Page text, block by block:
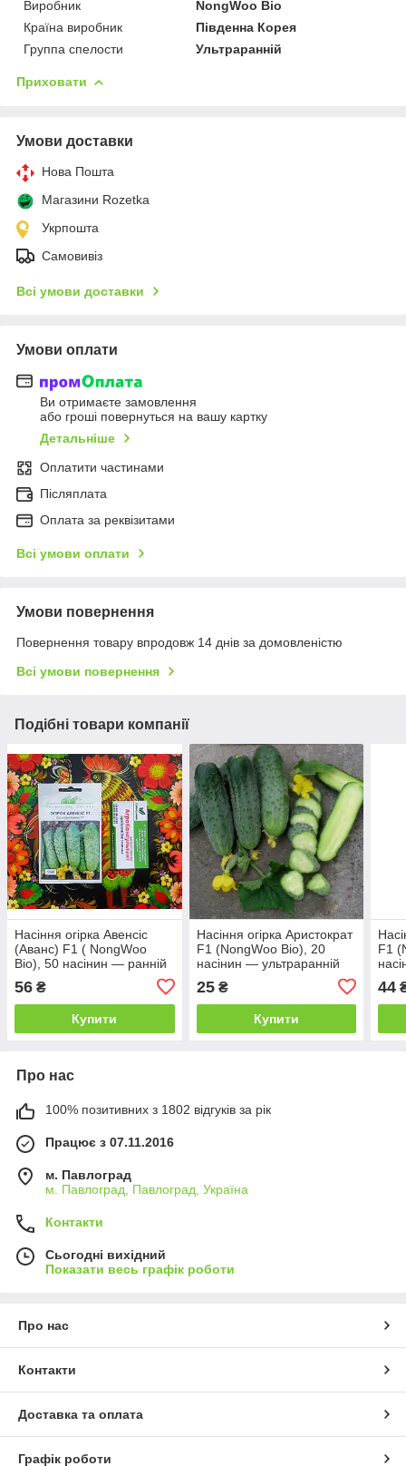
Виробник
NongWoo Bio
Країна виробник
Південна Корея
Группа спелости
Ультраранній
Приховати
Умови доставки
Нова Пошта
Магазини Rozetka
Укрпошта
Самовивіз
Всі умови доставки
Умови оплати
Ви отримаєте замовлення
або гроші повернуться на вашу картку
Детальніше
Оплатити частинами
Післяплата
Оплата за реквізитами
Всі умови оплати
Умови повернення
Повернення товару впродовж 14 днів за домовленістю
Всі умови повернення
Подібні товари компанії
Насіння огірка Авенсіс
(Аванс) F1 ( NongWoo
Bio), 50 насінин — ранній
партенокарпік, корнішон
56 ₴
Купити
Насіння огірка Аристократ
F1 (NongWoo Bio), 20
насінин — ультраранній
гібрид, високоврожайний,
партенокарпік
25₴
Купити
F1
44
Про нас
100% позитивних з 1802 відгуків за рік
Працює з 07.11.2016
м. Павлоград
м. Павлоград, Павлоград, Україна
Контакти
Сьогодні вихідний
Показати весь графік роботи
Про нас
Контакти
Доставка та оплата
Графік роботи